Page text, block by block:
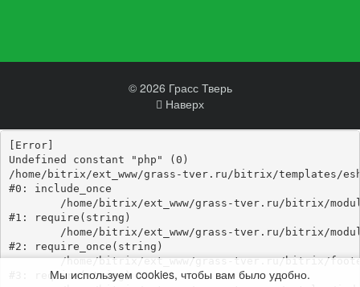
© 2026 Грасс Тверь
Наверх
Мы используем cookies, чтобы вам было удобно.
[Error]
Undefined constant "php" (0)
/home/bitrix/ext_www/grass-tver.ru/bitrix/templates/
#0: include_once
#1: require(string)
#2: require_once(string)
	/home/bitrix/ext_www/grass-tver.ru/bitrix/footer.php:4
#3: require(string)